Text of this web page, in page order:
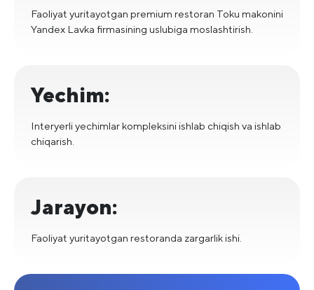
Faoliyat yuritayotgan premium restoran Toku makonini
Yandex Lavka firmasining uslubiga moslashtirish.
Yechim:
Interyerli yechimlar kompleksini ishlab chiqish va ishlab
chiqarish.
Jarayon:
Faoliyat yuritayotgan restoranda zargarlik ishi.